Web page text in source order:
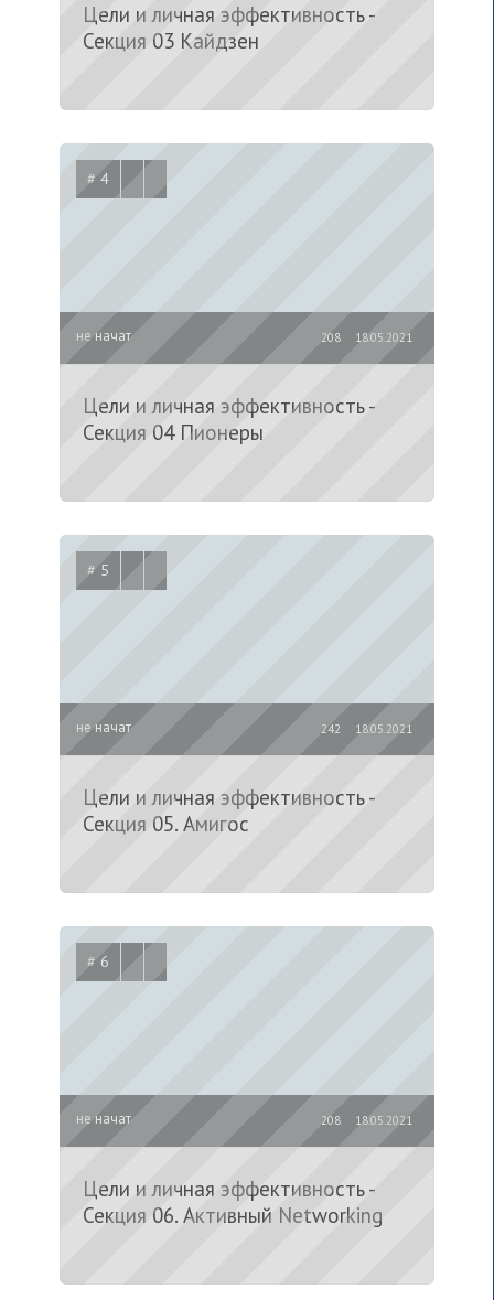
Цели и личная эффективность -
Секция 03 Кайдзен
# 4
не начат 18.05.2021
208
Цели и личная эффективность -
Секция 04 Пионеры
# 5
не начат 18.05.2021
242
Цели и личная эффективность -
Секция 05. Амигос
# 6
не начат 18.05.2021
208
Цели и личная эффективность -
Секция 06. Активный Networking